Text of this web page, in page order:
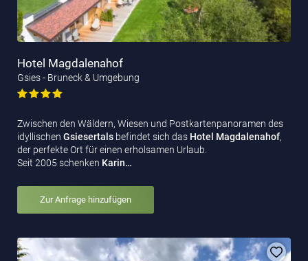
Hotel Magdalenahof
Gsies - Bruneck & Umgebung
Zwischen den Wäldern, Wiesen und Postkartenpanoramen des
idyllischen Gsiesertals befindet sich das Hotel Magdalenahof,
der perfekte Ort für einen erholsamen Urlaub.
Seit 2005 schenken Karin…
Zur Anfrage hinzufügen